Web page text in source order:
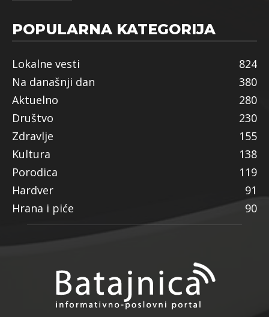
POPULARNA KATEGORIJA
Lokalne vesti
824
Na današnji dan
380
Aktuelno
280
Društvo
230
Zdravlje
155
Kultura
138
Porodica
119
Hardver
91
Hrana i piće
90